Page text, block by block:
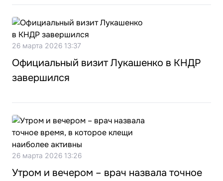
26 марта 2026 13:37
Официальный визит Лукашенко в КНДР
завершился
26 марта 2026 13:26
Утром и вечером – врач назвала точное